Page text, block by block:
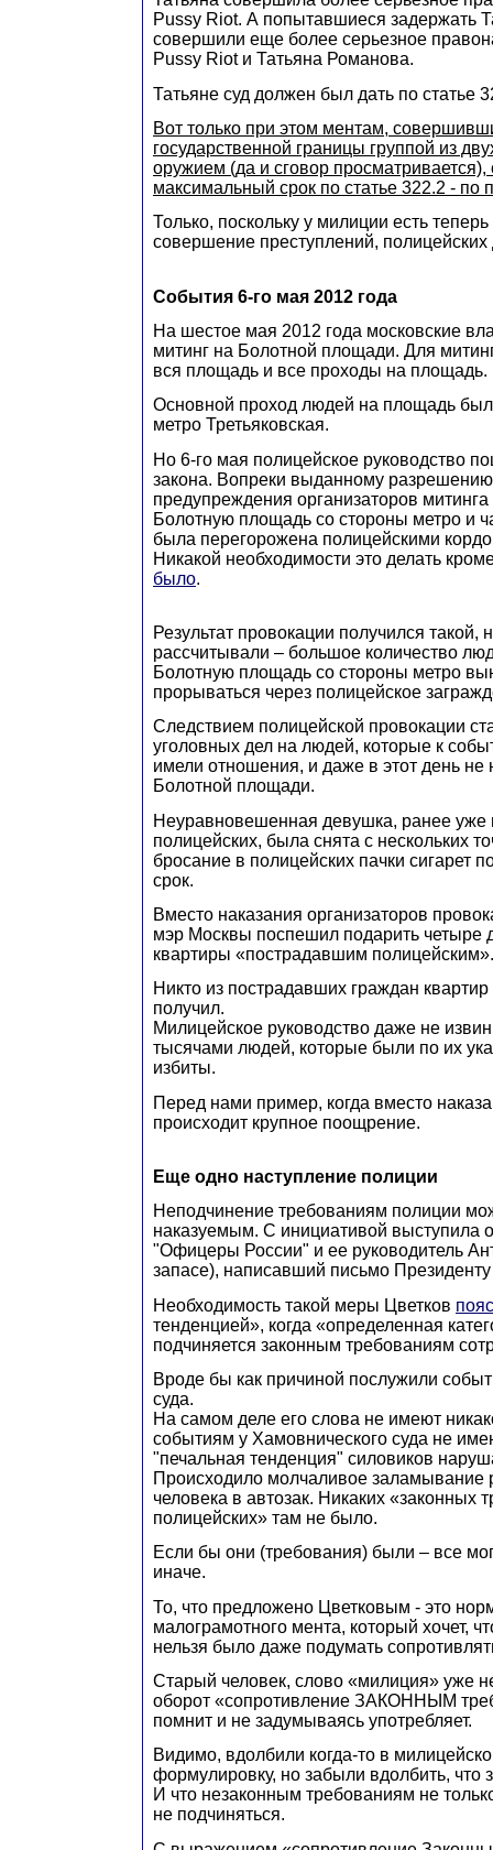
Pussy Riot. А попытавшиеся задержать
совершили еще более серьезное
Pussy Riot и Татьяна Романова.
Татьяне суд должен был дать по статье
Вот только при этом ментам,
государственной границы группой из
оружием (да и сговор
максимальный срок по статье 322.2 - по
Только, поскольку у милиции есть
совершение преступлений,
События 6-го мая 2012 года
На шестое мая 2012 года московские
митинг на Болотной площади. Для
вся площадь и все проходы на площадь.
Основной проход людей на площадь
метро Третьяковская.
Но 6-го мая полицейское руководство
закона. Вопреки выданному
предупреждения организаторов
Болотную площадь со стороны метро и
была перегорожена полицейскими
Никакой необходимости это делать
было.
Результат провокации получился такой,
рассчитывали – большое количество
Болотную площадь со стороны метро
прорываться через полицейское
Следствием полицейской провокации
уголовных дел на людей, которые к
имели отношения, и даже в этот день не
Болотной площади.
Неуравновешенная девушка, ранее
полицейских, была снята с нескольких
бросание в полицейских пачки сигарет
срок.
Вместо наказания организаторов
мэр Москвы поспешил подарить четыре
квартиры «пострадавшим полицейским».
Никто из пострадавших граждан
получил.
Милицейское руководство даже не
тысячами людей, которые были по их
избиты.
Перед нами пример, когда вместо
происходит крупное поощрение.
Еще одно наступление полиции
Неподчинение требованиям полиции
наказуемым. С инициативой выступила
"Офицеры России" и ее руководитель
запасе), написавший письмо
Необходимость такой меры Цветков
тенденцией», когда «определенная
подчиняется законным требованиям
Вроде бы как причиной послужили
суда.
На самом деле его слова не имеют
событиям у Хамовнического суда не
"печальная тенденция" силовиков
Происходило молчаливое заламывание
человека в автозак. Никаких «законных
полицейских» там не было.
Если бы они (требования) были – все
иначе.
То, что предложено Цветковым - это
малограмотного мента, который хочет,
нельзя было даже подумать
Старый человек, слово «милиция» уже
оборот «сопротивление ЗАКОННЫМ
помнит и не задумываясь употребляет.
Видимо, вдолбили когда-то в
формулировку, но забыли вдолбить, что
И что незаконным требованиям не
не подчиняться.